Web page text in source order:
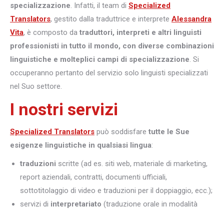
specializzazione. Infatti, il team di Specialized
Translators, gestito dalla traduttrice e interprete Alessandra
Vita, è composto da traduttori, interpreti e altri linguisti
professionisti in tutto il mondo, con diverse combinazioni
linguistiche e molteplici campi di specializzazione. Si
occuperanno pertanto del servizio solo linguisti specializzati
nel Suo settore.
I nostri servizi
Specialized Translators può soddisfare tutte le Sue
esigenze linguistiche in qualsiasi lingua:
traduzioni scritte (ad es. siti web, materiale di marketing,
report aziendali, contratti, documenti ufficiali,
sottotitolaggio di video e traduzioni per il doppiaggio, ecc.);
servizi di interpretariato (traduzione orale in modalità